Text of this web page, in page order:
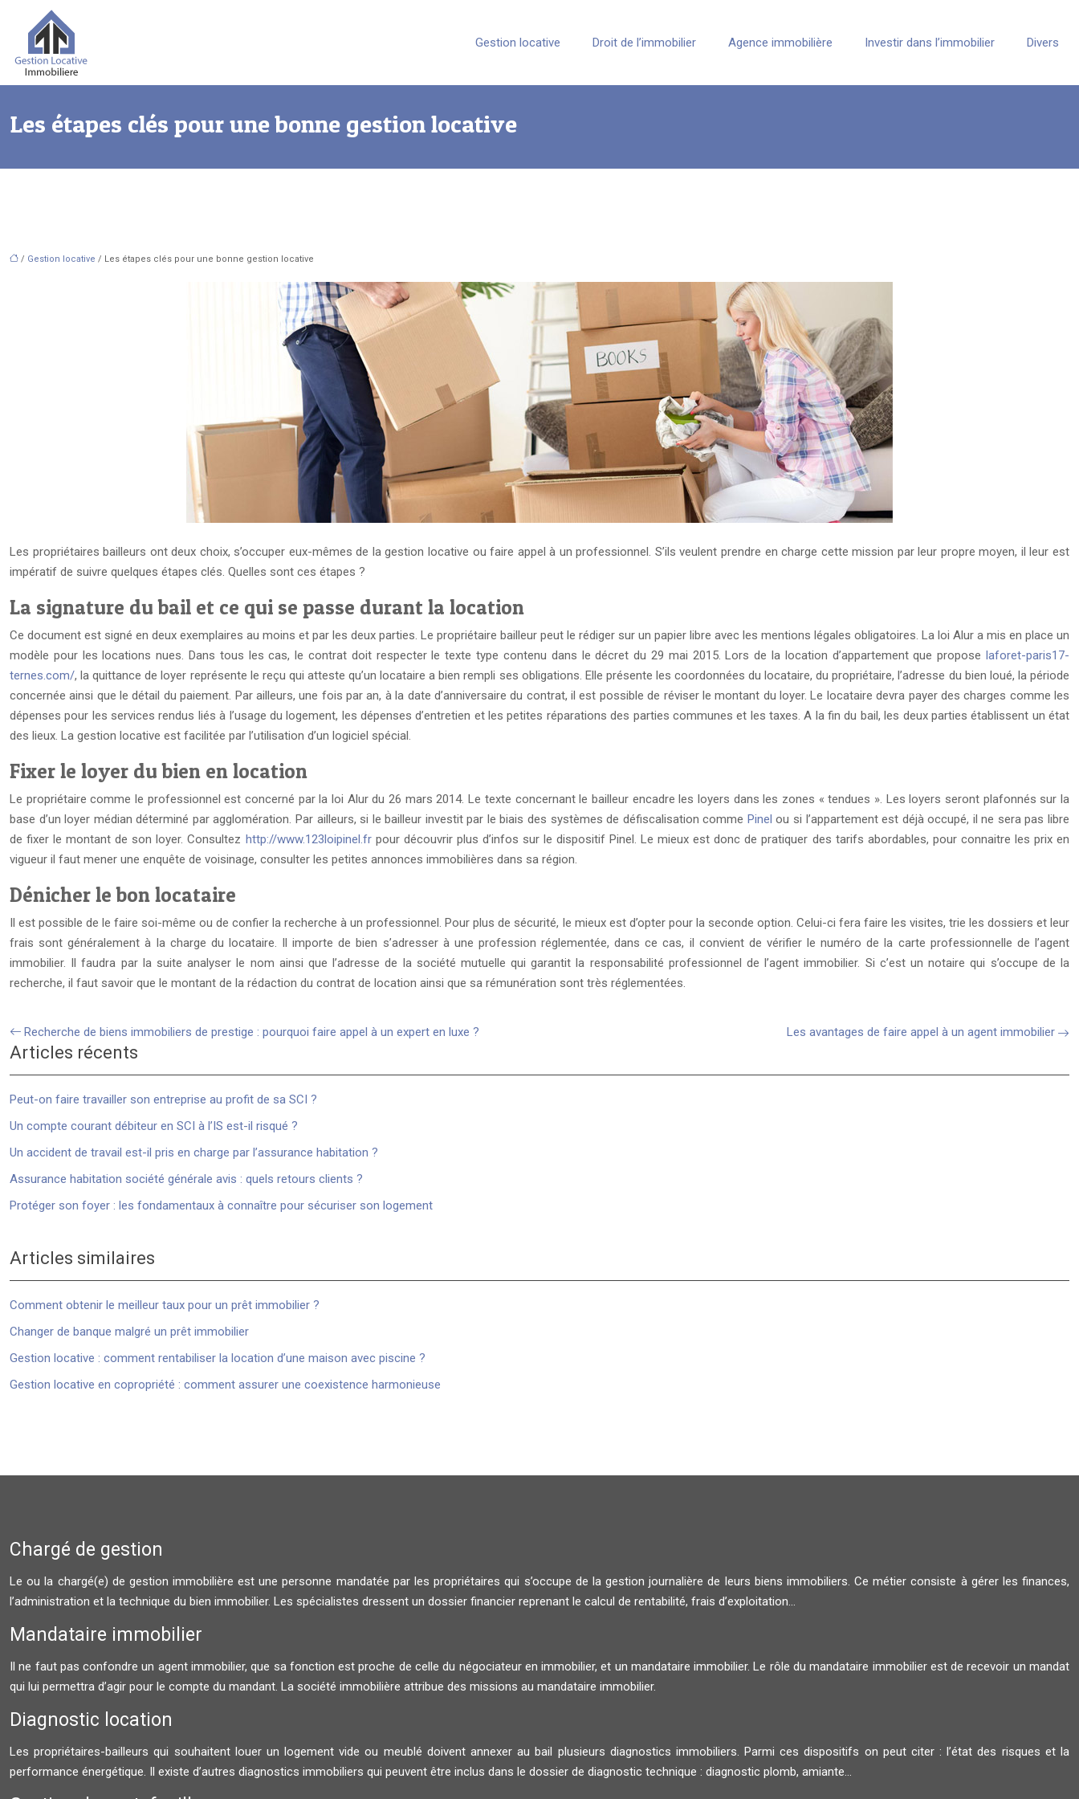
Gestion locative Droit de l’immobilier Agence immobilière Investir dans l’immobilier Divers
Les étapes clés pour une bonne gestion locative
/ Gestion locative / Les étapes clés pour une bonne gestion locative
Les propriétaires bailleurs ont deux choix, s’occuper eux-mêmes de la gestion locative ou faire appel à un professionnel. S’ils veulent prendre en charge cette mission par leur propre moyen, il leur est
impératif de suivre quelques étapes clés. Quelles sont ces étapes ?
La signature du bail et ce qui se passe durant la location
Ce document est signé en deux exemplaires au moins et par les deux parties. Le propriétaire bailleur peut le rédiger sur un papier libre avec les mentions légales obligatoires. La loi Alur a mis en place un
modèle pour les locations nues. Dans tous les cas, le contrat doit respecter le texte type contenu dans le décret du 29 mai 2015. Lors de la location d’appartement que propose laforet-paris17-
ternes.com/, la quittance de loyer représente le reçu qui atteste qu’un locataire a bien rempli ses obligations. Elle présente les coordonnées du locataire, du propriétaire, l’adresse du bien loué, la période
concernée ainsi que le détail du paiement. Par ailleurs, une fois par an, à la date d’anniversaire du contrat, il est possible de réviser le montant du loyer. Le locataire devra payer des charges comme les
dépenses pour les services rendus liés à l’usage du logement, les dépenses d’entretien et les petites réparations des parties communes et les taxes. A la fin du bail, les deux parties établissent un état
des lieux. La gestion locative est facilitée par l’utilisation d’un logiciel spécial.
Fixer le loyer du bien en location
Le propriétaire comme le professionnel est concerné par la loi Alur du 26 mars 2014. Le texte concernant le bailleur encadre les loyers dans les zones « tendues ». Les loyers seront plafonnés sur la
base d’un loyer médian déterminé par agglomération. Par ailleurs, si le bailleur investit par le biais des systèmes de défiscalisation comme Pinel ou si l’appartement est déjà occupé, il ne sera pas libre
de fixer le montant de son loyer. Consultez http://www.123loipinel.frpour découvrir plus d’infos sur le dispositif Pinel. Le mieux est donc de pratiquer des tarifs abordables, pour connaitre les prix en
vigueur il faut mener une enquête de voisinage, consulter les petites annonces immobilières dans sa région.
Dénicher le bon locataire
Il est possible de le faire soi-même ou de confier la recherche à un professionnel. Pour plus de sécurité, le mieux est d’opter pour la seconde option. Celui-ci fera faire les visites, trie les dossiers et leur
frais sont généralement à la charge du locataire. Il importe de bien s’adresser à une profession réglementée, dans ce cas, il convient de vérifier le numéro de la carte professionnelle de l’agent
immobilier. Il faudra par la suite analyser le nom ainsi que l’adresse de la société mutuelle qui garantit la responsabilité professionnel de l’agent immobilier. Si c’est un notaire qui s’occupe de la
recherche, il faut savoir que le montant de la rédaction du contrat de location ainsi que sa rémunération sont très réglementées.
Recherche de biens immobiliers de prestige : pourquoi faire appel à un expert en luxe ? Les avantages de faire appel à un agent immobilier
Articles récents
Peut-on faire travailler son entreprise au profit de sa SCI ?
Un compte courant débiteur en SCI à l’IS est-il risqué ?
Un accident de travail est-il pris en charge par l’assurance habitation ?
Assurance habitation société générale avis : quels retours clients ?
Protéger son foyer : les fondamentaux à connaître pour sécuriser son logement
Articles similaires
Comment obtenir le meilleur taux pour un prêt immobilier ?
Changer de banque malgré un prêt immobilier
Gestion locative : comment rentabiliser la location d’une maison avec piscine ?
Gestion locative en copropriété : comment assurer une coexistence harmonieuse
Chargé de gestion
Le ou la chargé(e) de gestion immobilière est une personne mandatée par les propriétaires qui s’occupe de la gestion journalière de leurs biens immobiliers. Ce métier consiste à gérer les finances,
l’administration et la technique du bien immobilier. Les spécialistes dressent un dossier financier reprenant le calcul de rentabilité, frais d’exploitation…
Mandataire immobilier
Il ne faut pas confondre un agent immobilier, que sa fonction est proche de celle du négociateur en immobilier, et un mandataire immobilier. Le rôle du mandataire immobilier est de recevoir un mandat
qui lui permettra d’agir pour le compte du mandant. La société immobilière attribue des missions au mandataire immobilier.
Diagnostic location
Les propriétaires-bailleurs qui souhaitent louer un logement vide ou meublé doivent annexer au bail plusieurs diagnostics immobiliers. Parmi ces dispositifs on peut citer : l’état des risques et la
performance énergétique. Il existe d’autres diagnostics immobiliers qui peuvent être inclus dans le dossier de diagnostic technique : diagnostic plomb, amiante…